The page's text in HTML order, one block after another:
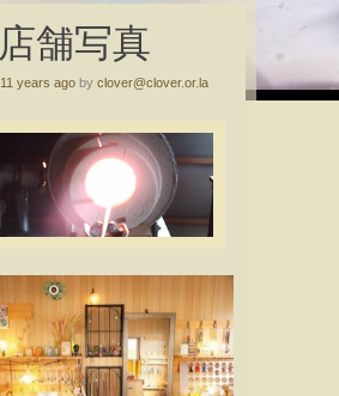
Skip
to
店舗写真
11 years ago by clover@clover.or.la